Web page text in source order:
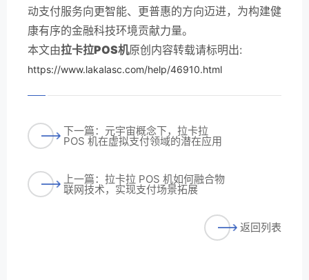
动支付服务向更智能、更普惠的方向迈进，为构建健
康有序的金融科技环境贡献力量。
本文由拉卡拉POS机原创内容转载请标明出:
https://www.lakalasc.com/help/46910.html
下一篇：元宇宙概念下，拉卡拉
POS 机在虚拟支付领域的潜在应用
上一篇：拉卡拉 POS 机如何融合物
联网技术，实现支付场景拓展
返回列表